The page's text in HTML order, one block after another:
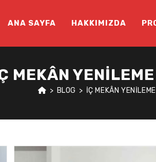
ANA SAYFA HAKKIMIZDA
MEKÂN
> BLOG > IÇ MEKÂN